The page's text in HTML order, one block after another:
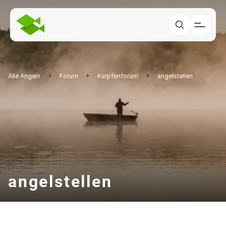
Alle Angeln Forum Karpfenforum angelstellen
angelstellen